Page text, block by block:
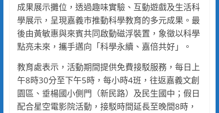
成果展示攤位，透過趣味實驗、互動遊戲及生活科
學展示，呈現嘉義市推動科學教育的多元成果。最
後由黃敏惠與來賓共同啟動磁浮裝置，象徵以科學
點亮未來，攜手邁向「科學永續、嘉倍共好」。
教育處表示，活動期間提供免費接駁服務，每日上
午8時30分至下午5時，每小時4班，往返嘉義文創
園區、垂楊國小側門（新民路）及民生國中；假日
配合星空電影院活動，接駁時間延長至晚間8時，